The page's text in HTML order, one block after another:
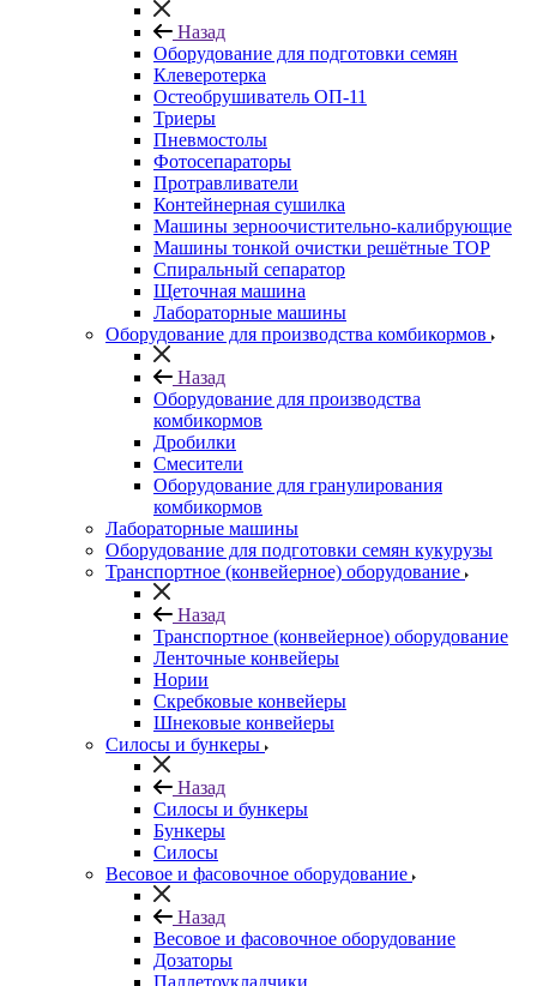
Назад
Оборудование для подготовки семян
Клеверотерка
Остеобрушиватель ОП-11
Триеры
Пневмостолы
Фотосепараторы
Протравливатели
Контейнерная сушилка
Машины зерноочистительно-калибрующие
Машины тонкой очистки решётные ТОР
Спиральный сепаратор
Щеточная машина
Лабораторные машины
Оборудование для производства комбикормов
Назад
Оборудование для производства
комбикормов
Дробилки
Смесители
Оборудование для гранулирования
комбикормов
Лабораторные машины
Оборудование для подготовки семян кукурузы
Транспортное (конвейерное) оборудование
Назад
Транспортное (конвейерное) оборудование
Ленточные конвейеры
Нории
Скребковые конвейеры
Шнековые конвейеры
Силосы и бункеры
Назад
Силосы и бункеры
Бункеры
Силосы
Весовое и фасовочное оборудование
Назад
Весовое и фасовочное оборудование
Дозаторы
Паллетоукладчики